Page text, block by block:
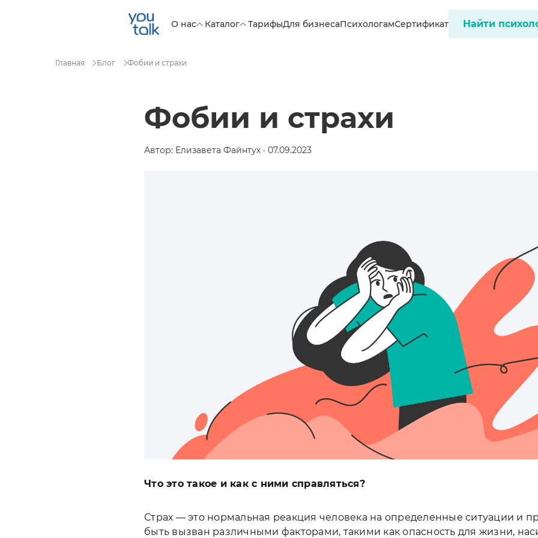
О нас Каталог ТарифыДля бизнесаПсихологамСертификат Найти
Главная Блог Фобии и страхи
Фобии и страхи
Автор: Елизавета Файнтух · 07.09.2023
Что это такое и как с ними справляться?
Страх — это нормальная реакция человека на определенные ситуации и
быть вызван различными факторами, такими как опасность для жизни,